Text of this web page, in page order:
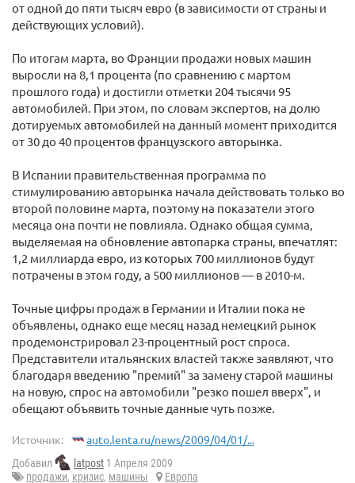
от одной до пяти тысяч евро (в зависимости от страны и
действующих условий).
По итогам марта, во Франции продажи новых машин
выросли на 8,1 процента (по сравнению с мартом
прошлого года) и достигли отметки 204 тысячи 95
автомобилей. При этом, по словам экспертов, на долю
дотируемых автомобилей на данный момент приходится
от 30 до 40 процентов французского авторынка.
В Испании правительственная программа по
стимулированию авторынка начала действовать только во
второй половине марта, поэтому на показатели этого
месяца она почти не повлияла. Однако общая сумма,
выделяемая на обновление автопарка страны, впечатлят:
1,2 миллиарда евро, из которых 700 миллионов будут
потрачены в этом году, а 500 миллионов — в 2010-м.
Точные цифры продаж в Германии и Италии пока не
объявлены, однако еще месяц назад немецкий рынок
продемонстрировал 23-процентный рост спроса.
Представители итальянских властей также заявляют, что
благодаря введению "премий" за замену старой машины
на новую, спрос на автомобили "резко пошел вверх", и
обещают объявить точные данные чуть позже.
Источник: auto.lenta.ru/news/2009/04/01/...
Добавил latpost 1 Апреля 2009
продажи, кризис, машины
Европа